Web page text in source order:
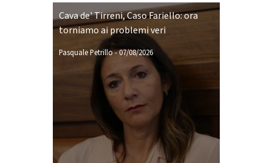
Cava de' Tirreni, Caso Fariello: ora
torniamo ai problemi veri
Pasquale Petrillo-07/08/2026